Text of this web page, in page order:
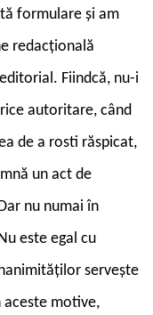
formulare și am
redacțională
Fiindcă, nu-i
autoritare, când
de a rosti răspicat,
un act de
nu numai în
este egal cu
servește
motive,